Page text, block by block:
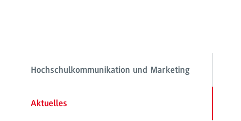
Hochschulkommunikation und Marketing
Aktuelles